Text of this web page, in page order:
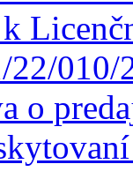
22/
o